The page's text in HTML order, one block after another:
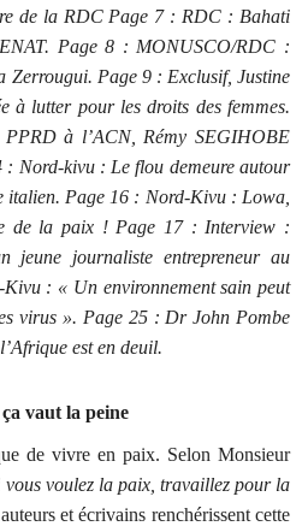
de la RDC Page 7 : RDC : Bahati
Page 8 : MONUSCO/RDC :
Zerrougui. Page 9 : Exclusif, Justine
à lutter pour les droits des femmes.
à l’ACN, Rémy SEGIHOBE
: Nord-kivu : Le flou demeure autour
italien. Page 16 : Nord-Kivu : Lowa,
de la paix ! Page 17 : Interview :
jeune journaliste entrepreneur au
: « Un environnement sain peut
virus ». Page 25 : Dr John Pombe
est en deuil.
vaut la peine
de vivre en paix. Selon Monsieur
vous voulez la paix, travaillez pour la
et écrivains renchérissent cette